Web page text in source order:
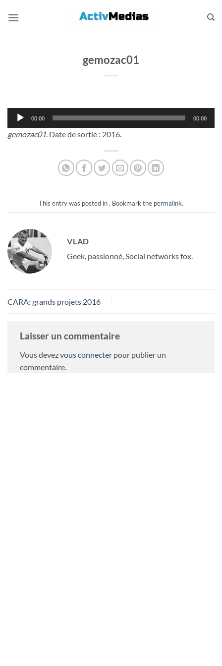
gemozac01
Lecteur
audio
00:00 00:00
gemozac01 . Date de sortie : 2016.
This entry was posted in . Bookmark the permalink.
VLAD
Geek, passionné, Social networks fox.
CARA: grands projets 2016
Laisser un commentaire
Vous devezvous connecter pour publier un
commentaire.